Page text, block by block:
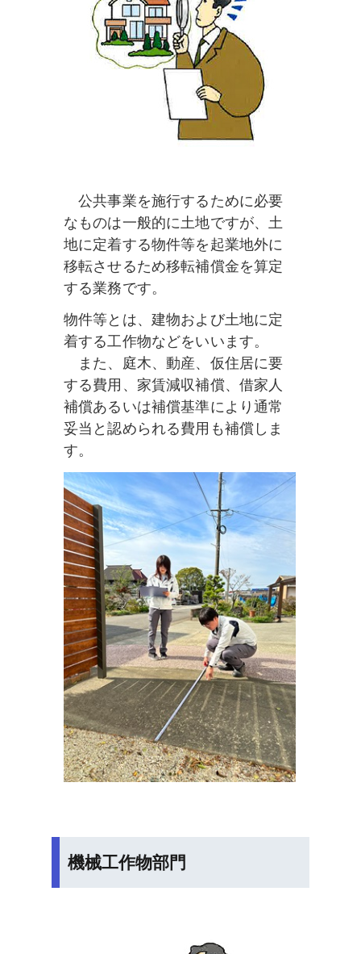
公共事業を施行するために必要
なものは一般的に土地ですが、土
地に定着する物件等を起業地外に
移転させるため移転補償金を算定
する業務です。
物件等とは、建物および土地に定
着する工作物などをいいます。
また、庭木、動産、仮住居に要
する費用、家賃減収補償、借家人
補償あるいは補償基準により通常
妥当と認められる費用も補償しま
す。
機械工作物部門